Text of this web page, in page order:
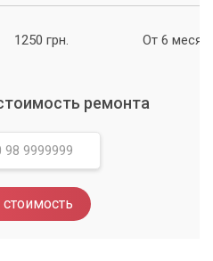
1250 грн. От 6
ремонта
стоимость